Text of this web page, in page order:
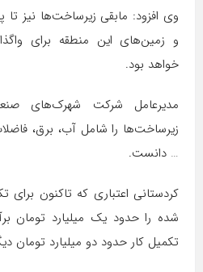
وی افزود: مابقی زیرساخت‌ها نیز
و زمین‌های این منطقه برای
خواهد بود.
مدیرعامل شرکت شهرک‌های
زیرساخت‌ها را شامل آب، برق،
… دانست.
کردستانی اعتباری که تاکنون برای
شده را حدود یک میلیارد تومان
تکمیل کار حدود دو میلیارد تومان